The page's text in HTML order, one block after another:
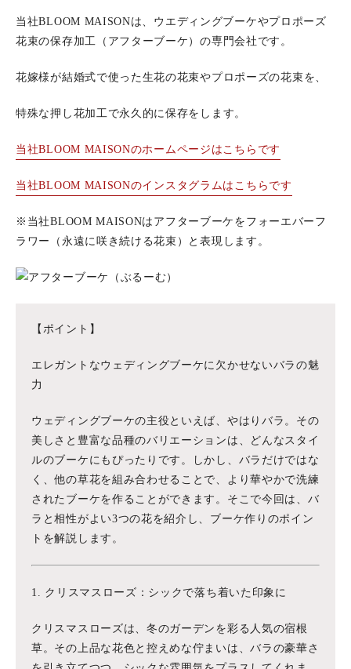
当社BLOOM MAISONは、ウエディングブーケやプロポーズ
花束の保存加工（アフターブーケ）の専門会社です。
花嫁様が結婚式で使った生花の花束やプロポーズの花束を、
特殊な押し花加工で永久的に保存をします。
当社BLOOM MAISONのホームページはこちらです
当社BLOOM MAISONのインスタグラムはこちらです
※当社BLOOM MAISONはアフターブーケをフォーエバーフ
ラワー（永遠に咲き続ける花束）と表現します。
【ポイント】
エレガントなウェディングブーケに欠かせないバラの魅
力
ウェディングブーケの主役といえば、やはりバラ。その
美しさと豊富な品種のバリエーションは、どんなスタイ
ルのブーケにもぴったりです。しかし、バラだけではな
く、他の草花を組み合わせることで、より華やかで洗練
されたブーケを作ることができます。そこで今回は、バ
ラと相性がよい3つの花を紹介し、ブーケ作りのポイン
トを解説します。
1. クリスマスローズ：シックで落ち着いた印象に
クリスマスローズは、冬のガーデンを彩る人気の宿根
草。その上品な花色と控えめな佇まいは、バラの豪華さ